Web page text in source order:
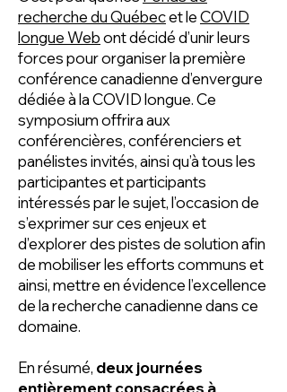
recherche du Québecet leCOVID
longue Webont décidé d’unir leurs
forces pour organiser la première
conférence canadienne d’envergure
dédiée à la COVID longue. Ce
symposium offrira aux
conférencières, conférenciers et
panélistes invités, ainsi qu’à tous les
participantes et participants
intéressés par le sujet, l’occasion de
s’exprimer sur ces enjeux et
d’explorer des pistes de solution afin
de mobiliser les efforts communs et
ainsi, mettre en évidence l’excellence
de la recherche canadienne dans ce
domaine.
En résumé, deux journées
entièrement consacrées à